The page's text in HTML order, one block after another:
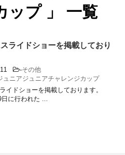
ップ 」 一覧
ライドショーを掲載しており
-その他
ュニアジュニアチャレンジカップ
イドショーを掲載しております。
に行われた ...